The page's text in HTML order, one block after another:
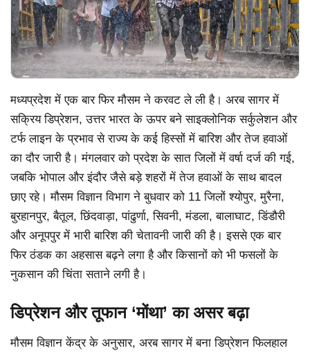
मध्यप्रदेश में एक बार फिर मौसम ने करवट ले ली है। अरब सागर में
सक्रिय डिप्रेशन, उत्तर भारत के ऊपर बने साइक्लोनिक सर्कुलेशन और
टर्फ लाइन के प्रभाव से राज्य के कई हिस्सों में बारिश और तेज हवाओं
का दौर जारी है। मंगलवार को प्रदेश के सात जिलों में वर्षा दर्ज की गई,
जबकि भोपाल और इंदौर जैसे बड़े शहरों में तेज हवाओं के साथ बादल
छाए रहे। मौसम विज्ञान विभाग ने बुधवार को 11 जिलों श्योपुर, मुरैना,
बुरहानपुर, बैतूल, छिंदवाड़ा, पांढुर्णा, सिवनी, मंडला, बालाघाट, डिंडौरी
और अनूपपुर में भारी बारिश की चेतावनी जारी की है। इससे एक बार
फिर ठंडक का अहसास बढ़ने लगा है और किसानों को भी फसलों के
नुकसान की चिंता सताने लगी है।
डिप्रेशन और तूफान ‘मोंथा’ का असर बढ़ा
मौसम विज्ञान केंद्र के अनुसार, अरब सागर में बना डिप्रेशन फिलहाल